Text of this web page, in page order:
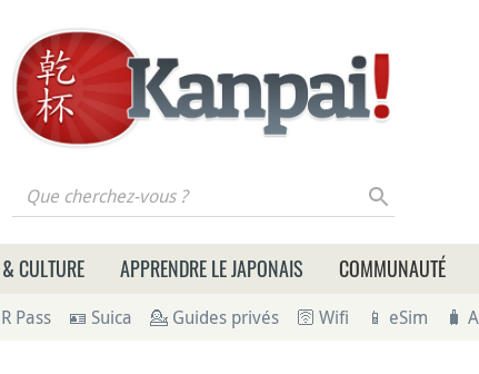
vous ?
CULTURE APPRENDRE LE JAPONAIS COMMUNAUTÉ
Pass 🪪 Suica 💁 Guides privés 🛜 Wifi 📱 eSim 🧳